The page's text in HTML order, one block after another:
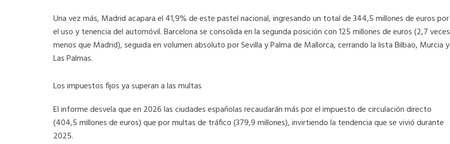
Una vez más, Madrid acapara el 41,9% de este pastel nacional, ingresando un total de 344,5 millones de euros por
el uso y tenencia del automóvil. Barcelona se consolida en la segunda posición con 125 millones de euros (2,7 veces
menos que Madrid), seguida en volumen absoluto por Sevilla y Palma de Mallorca, cerrando la lista Bilbao, Murcia y
Las Palmas.
Los impuestos fijos ya superan a las multas
El informe desvela que en 2026 las ciudades españolas recaudarán más por el impuesto de circulación directo
(404,5 millones de euros) que por multas de tráfico (379,9 millones), invirtiendo la tendencia que se vivió durante
2025.